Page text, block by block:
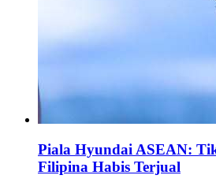
Piala Hyundai ASEAN:
Filipina Habis Terjual